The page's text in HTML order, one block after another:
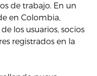
de trabajo. En un
en Colombia,
los usuarios, socios
registrados en la